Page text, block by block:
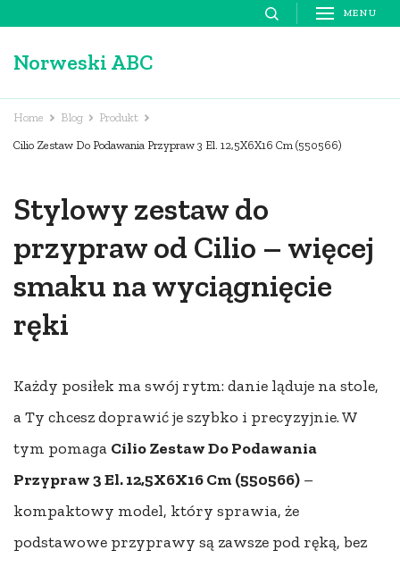
content
Enter)
MENU
Norweski ABC
Home Blog Produkt
Cilio Zestaw Do Podawania Przypraw 3 El. 12,5X6X16 Cm (550566)
Stylowy zestaw do
przypraw od Cilio – więcej
smaku na wyciągnięcie
ręki
Każdy posiłek ma swój rytm: danie ląduje na stole,
a Ty chcesz doprawić je szybko i precyzyjnie. W
tym pomaga Cilio Zestaw Do Podawania
Przypraw 3 El. 12,5X6X16 Cm (550566) –
kompaktowy model, który sprawia, że
podstawowe przyprawy są zawsze pod ręką, bez